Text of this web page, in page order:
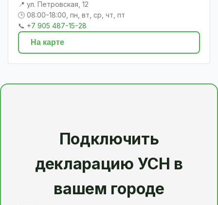
📍 ул. Петровская, 12
🕒 08:00-18:00, пн, вт, ср, чт, пт
📞 +7 905 487-15-28
На карте
Подключить
декларацию УСН в
вашем городе